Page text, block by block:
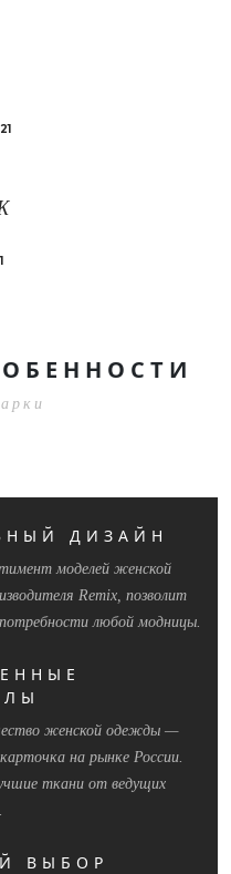
ДИЗАЙН
моделей женской
Remix, позволит
любой модницы.
женской одежды —
на рынке России.
ткани от ведущих
ВЫБОР